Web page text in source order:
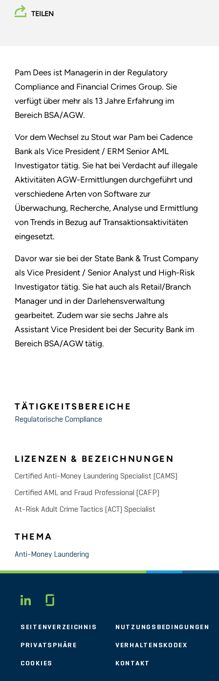
TEILEN
Pam Dees ist Managerin in der Regulatory
Compliance and Financial Crimes Group. Sie
verfügt über mehr als 13 Jahre Erfahrung im
Bereich BSA/AGW.
Vor dem Wechsel zu Stout war Pam bei Cadence
Bank als Vice President / ERM Senior AML
Investigator tätig. Sie hat bei Verdacht auf illegale
Aktivitäten AGW-Ermittlungen durchgeführt und
verschiedene Arten von Software zur
Überwachung, Recherche, Analyse und Ermittlung
von Trends in Bezug auf Transaktionsaktivitäten
eingesetzt.
Davor war sie bei der State Bank & Trust Company
als Vice President / Senior Analyst und High-Risk
Investigator tätig. Sie hat auch als Retail/Branch
Manager und in der Darlehensverwaltung
gearbeitet. Zudem war sie sechs Jahre als
Assistant Vice President bei der Security Bank im
Bereich BSA/AGW tätig.
TÄTIGKEITSBEREICHE
Regulatorische Compliance
LIZENZEN & BEZEICHNUNGEN
Certified Anti-Money Laundering Specialist (CAMS)
Certified AML and Fraud Professional (CAFP)
At-Risk Adult Crime Tactics (ACT) Specialist
THEMA
Anti-Money Laundering
LINKEDIN
SEITENVERZEICHNIS NUTZUNGSBEDINGUNGEN
PRIVATSPHÄRE VERHALTENSKODEX
COOKIES KONTAKT